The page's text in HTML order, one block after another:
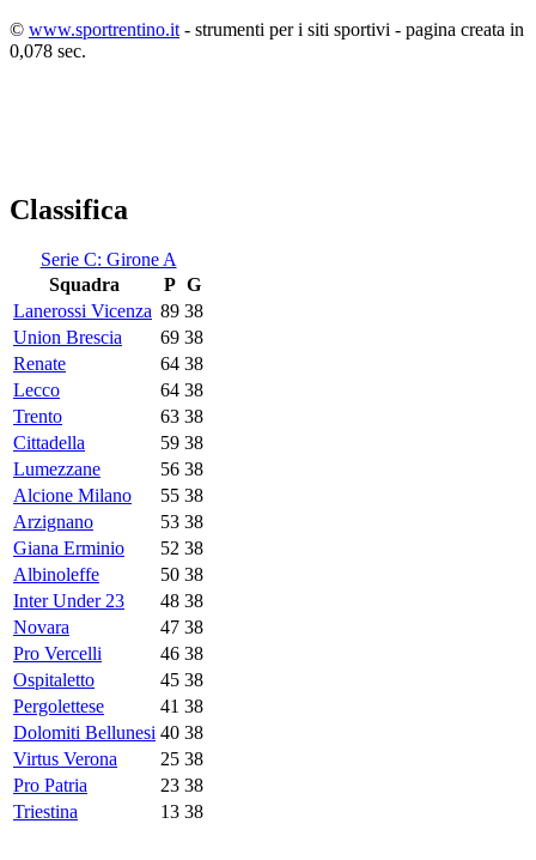
© www.sportrentino.it - strumenti per i siti sportivi - pagina creata in
0,078 sec.
Classifica
Serie C: Girone A
Squadra
P G
Lanerossi Vicenza 89 38
Union Brescia
69 38
Renate
64 38
Lecco
64 38
Trento
63 38
Cittadella
59 38
Lumezzane
56 38
Alcione Milano
55 38
Arzignano
53 38
Giana Erminio
52 38
Albinoleffe
50 38
Inter Under 23
48 38
Novara
47 38
Pro Vercelli
46 38
Ospitaletto
45 38
Pergolettese
41 38
Dolomiti Bellunesi 40 38
Virtus Verona
25 38
Pro Patria
23 38
Triestina
13 38